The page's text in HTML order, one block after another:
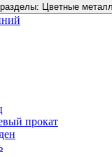
Цветные
прокат